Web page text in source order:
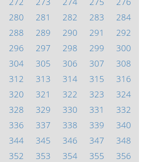
280 281 282 283
284
288 289 290 291
292
296 297 298 299
300
304 305 306 307
308
312 313 314 315
316
320 321 322 323
324
328 329 330 331
332
336 337 338 339
340
344 345 346 347
348
352 353 354 355 356